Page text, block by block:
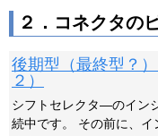
２．コネクタの
後期型（最終型？
２）
シフトセレクタ―のイン
続中です。 その前に、